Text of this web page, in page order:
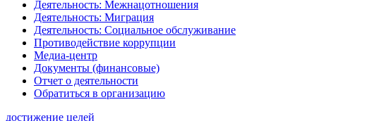
Деятельность: Межнацотношения
Деятельность: Миграция
Деятельность: Социальное обслуживание
Противодействие коррупции
Медиа-центр
Документы (финансовые)
Отчет о деятельности
Обратиться в организацию
достижение целей